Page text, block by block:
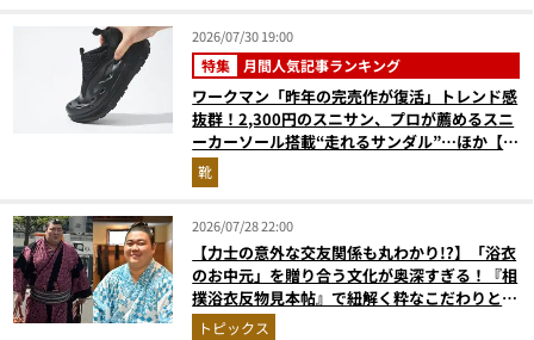
2026/07/30 19:00
特集 月間人気記事ランキング
ワークマン「昨年の完売作が復活」トレンド感
抜群！2,300円のスニサン、プロが薦めるスニ
ーカーソール搭載“走れるサンダル”…ほか【夏
シューズの人気記事ランキングベスト3】
（2026年6月版）
靴
2026/07/28 22:00
【力士の意外な交友関係も丸わかり!?】「浴衣
のお中元」を贈り合う文化が奥深すぎる！『相
撲浴衣反物見本帖』で紐解く粋なこだわりとと
っておきの1着
トピックス